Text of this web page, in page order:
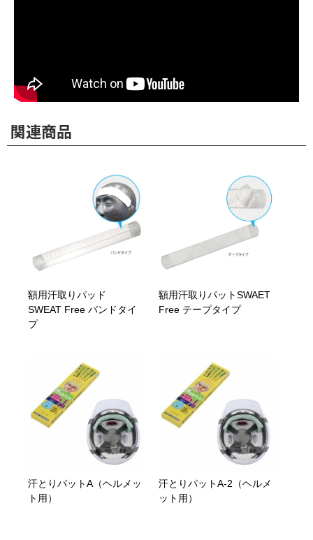
関連商品
額用汗取りパッド
SWEAT Free バンドタイ
プ
額用汗取りパットSWAET
Free テープタイプ
汗とりパットA（ヘルメッ
ト用）
汗とりパットA-2（ヘルメ
ット用）